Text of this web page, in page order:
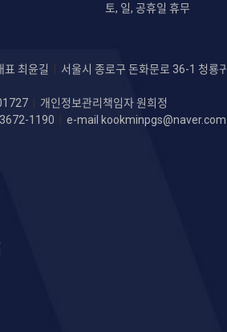
토, 일, 공휴일 휴무
표 최윤길 | 서울시 종로구 돈화문로 36-1 청룡
| 개인정보관리책임자 원희정
1190 | e-mail kookminpgs@naver.com